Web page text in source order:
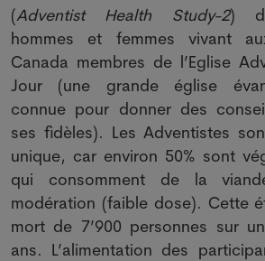
(Adventist Health Study-2)
hommes et femmes vivant
Canada membres de l’Eglise
Jour (une grande église
connue pour donner des
ses fidèles). Les Adventistes
unique, car environ 50% sont
qui consomment de la
modération (faible dose). Cette
mort de 7’900 personnes sur
ans. L’alimentation des